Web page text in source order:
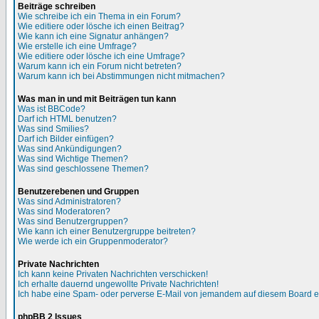
Beiträge schreiben
Wie schreibe ich ein Thema in ein Forum?
Wie editiere oder lösche ich einen Beitrag?
Wie kann ich eine Signatur anhängen?
Wie erstelle ich eine Umfrage?
Wie editiere oder lösche ich eine Umfrage?
Warum kann ich ein Forum nicht betreten?
Warum kann ich bei Abstimmungen nicht mitmachen?
Was man in und mit Beiträgen tun kann
Was ist BBCode?
Darf ich HTML benutzen?
Was sind Smilies?
Darf ich Bilder einfügen?
Was sind Ankündigungen?
Was sind Wichtige Themen?
Was sind geschlossene Themen?
Benutzerebenen und Gruppen
Was sind Administratoren?
Was sind Moderatoren?
Was sind Benutzergruppen?
Wie kann ich einer Benutzergruppe beitreten?
Wie werde ich ein Gruppenmoderator?
Private Nachrichten
Ich kann keine Privaten Nachrichten verschicken!
Ich erhalte dauernd ungewollte Private Nachrichten!
Ich habe eine Spam- oder perverse E-Mail von jemandem auf diesem Board
phpBB 2 Issues